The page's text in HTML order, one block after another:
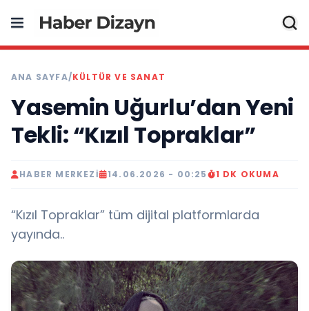
ANA SAYFA/KÜLTÜR VE SANAT
Yasemin Uğurlu’dan Yeni
Tekli: “Kızıl Topraklar”
HABER MERKEZI 14.06.2026 - 00:25 1 DK OKUMA
“Kızıl Topraklar” tüm dijital platformlarda
yayında..